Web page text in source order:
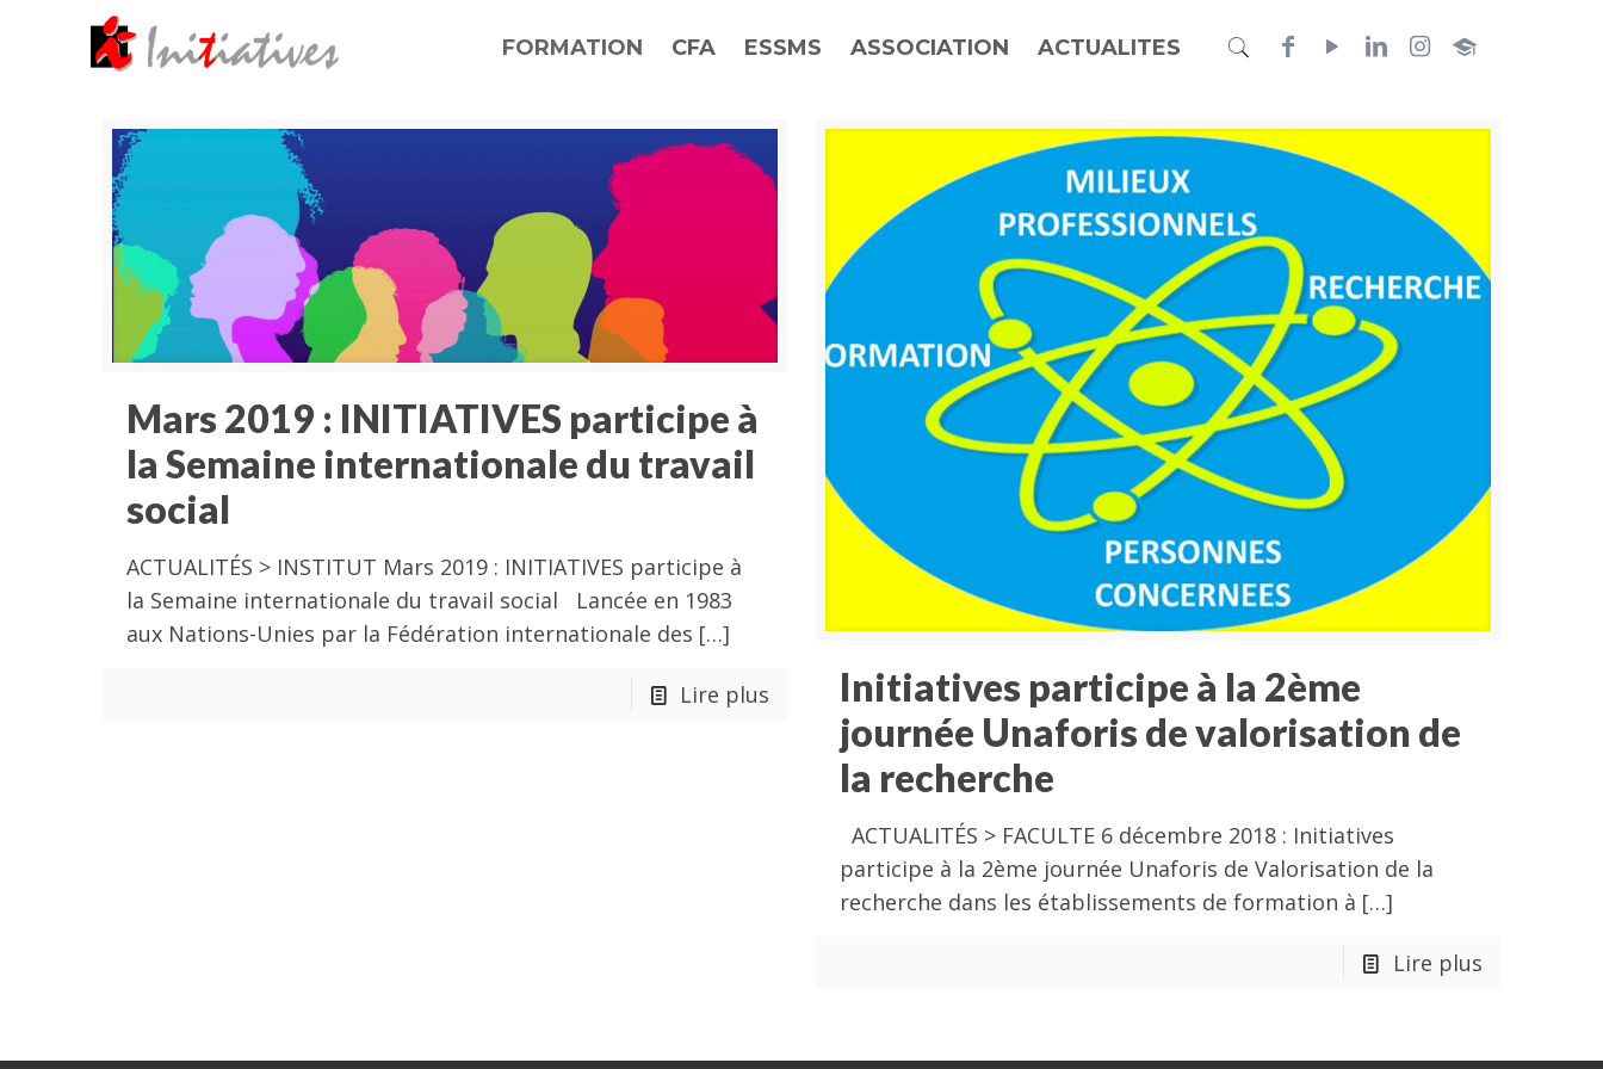
FORMATION CFA ESSMS ASSOCIATION ACTUALITES
Mars 2019 : INITIATIVES participe à
la Semaine internationale du travail
social
ACTUALITÉS > INSTITUT Mars 2019 : INITIATIVES participe à
la Semaine internationale du travail social Lancée en 1983
aux Nations-Unies par la Fédération internationale des […]
Lire plus
Initiatives participe à la 2ème
journée Unaforis de valorisation de
la recherche
ACTUALITÉS > FACULTE 6 décembre 2018 : Initiatives
participe à la 2ème journée Unaforis de Valorisation de la
recherche dans les établissements de formation à […]
Lire plus